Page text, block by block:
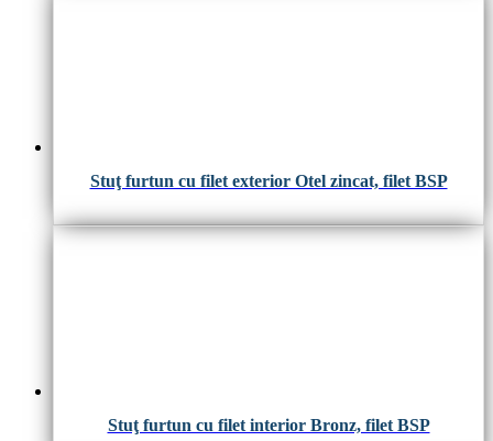
Stuţ furtun cu filet exterior Otel zincat, filet BSP
Stuţ furtun cu filet interior Bronz, filet BSP